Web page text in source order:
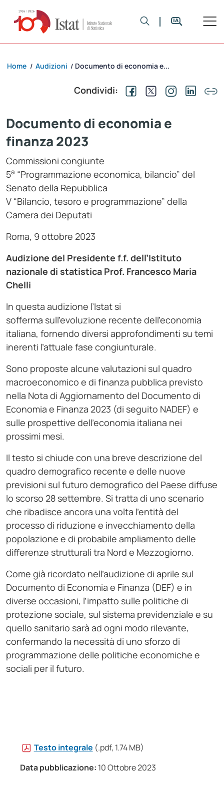
Testo integrale (.pdf, 1.74 MB)
Data pubblicazione: 10 Ottobre 2023
Home / Audizioni / Documento di economia e...
Condividi:
Documento di economia e
finanza 2023
Commissioni congiunte
5a “Programmazione economica, bilancio” del
Senato della Repubblica
V “Bilancio, tesoro e programmazione” della
Camera dei Deputati
Roma, 9 ottobre 2023
Audizione del Presidente f.f. dell’Istituto
nazionale di statistica Prof. Francesco Maria
Chelli
In questa audizione l’Istat si
sofferma sull’evoluzione recente dell’economia
italiana, fornendo diversi approfondimenti su temi
inerenti l’attuale fase congiunturale.
Sono proposte alcune valutazioni sul quadro
macroeconomico e di finanza pubblica previsto
nella Nota di Aggiornamento del Documento di
Economia e Finanza 2023 (di seguito NADEF) e
sulle prospettive dell’economia italiana nei
prossimi mesi.
Il testo si chiude con una breve descrizione del
quadro demografico recente e delle nuove
previsioni sul futuro demografico del Paese diffuse
lo scorso 28 settembre. Si tratta di uno scenario
che ribadisce ancora una volta l’entità del
processo di riduzione e invecchiamento della
popolazione e di probabile ampliamento delle
differenze strutturali tra Nord e Mezzogiorno.
Come già ricordato nell’audizione di aprile sul
Documento di Economia e Finanza (DEF) e in
diverse occasioni, l’impatto sulle politiche di
protezione sociale, sul sistema previdenziale e su
quello sanitario sarà ad ogni modo rilevante,
confermando la necessità di uno sforzo di
programmazione delle politiche economiche e
sociali per il futuro.